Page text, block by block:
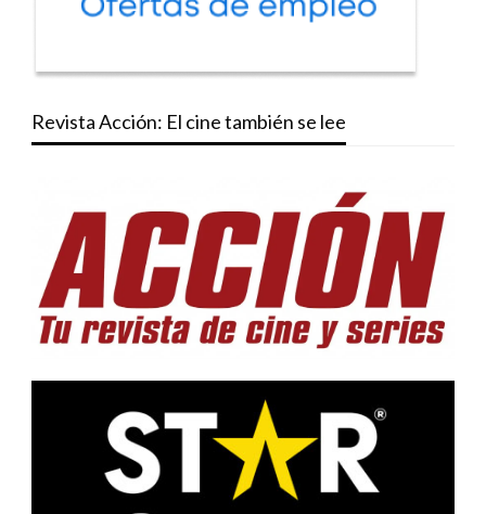
Revista Acción: El cine también se lee